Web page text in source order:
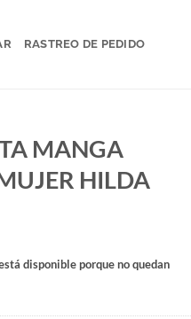
RASTREO DE PEDIDO
MANGA
HILDA
disponible porque no quedan